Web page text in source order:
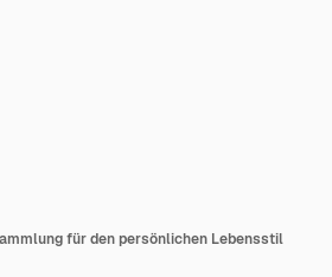
für den persönlichen Lebensstil